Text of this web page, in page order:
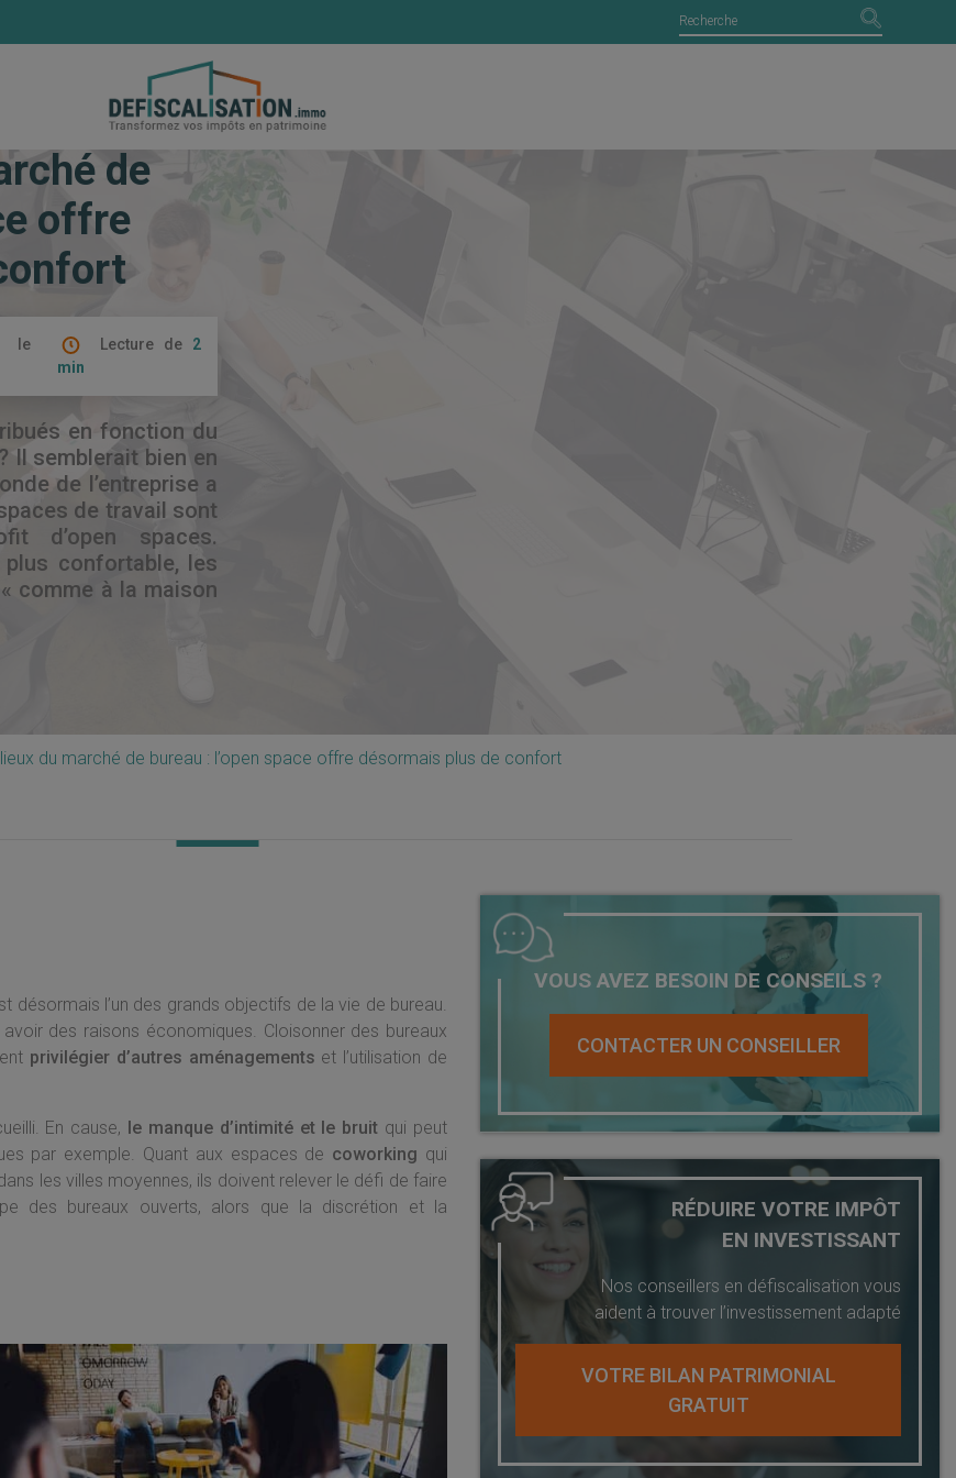
de bureau : l’open space offre désormais plus de confort
de
offre
le
Lecture de 2
min
en fonction du
Il semblerait bien en
de l’entreprise a
de travail sont
d’open spaces.
confortable, les
comme à la maison
du marché de bureau : l’open space offre désormais plus de confort
désormais l’un des grands objectifs de la vie de bureau.
des raisons économiques. Cloisonner des bureaux
privilégier d’autres aménagements et l’utilisation de
En cause, le manque d’intimité et le bruit qui peut
par exemple. Quant aux espaces de coworking qui
les villes moyennes, ils doivent relever le défi de faire
des bureaux ouverts, alors que la discrétion et la
VOUS AVEZ BESOIN DE CONSEILS ?
CONTACTER UN CONSEILLER
RÉDUIRE VOTRE IMPÔT
EN INVESTISSANT
Nos conseillers en défiscalisation vous
aident à trouver l’investissement adapté
VOTRE BILAN PATRIMONIAL
GRATUIT